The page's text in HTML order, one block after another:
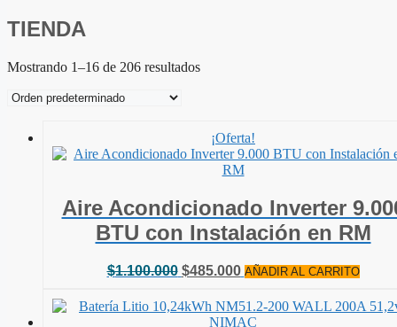
TIENDA
Mostrando 1–16 de 206 resultados
¡Oferta!
Aire Acondicionado Inverter
BTU con Instalación en RM
$1.100.000 El
original
era:
$485.000El
actual
es:
AÑADIR AL CARRITO